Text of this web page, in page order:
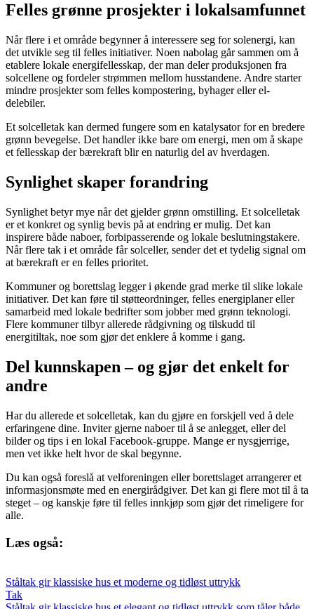
Felles grønne prosjekter i lokalsamfunnet
Når flere i et område begynner å interessere seg for solenergi, kan
det utvikle seg til felles initiativer. Noen nabolag går sammen om å
etablere lokale energifellesskap, der man deler produksjonen fra
solcellene og fordeler strømmen mellom husstandene. Andre starter
mindre prosjekter som felles kompostering, byhager eller el-
delebiler.
Et solcelletak kan dermed fungere som en katalysator for en bredere
grønn bevegelse. Det handler ikke bare om energi, men om å skape
et fellesskap der bærekraft blir en naturlig del av hverdagen.
Synlighet skaper forandring
Synlighet betyr mye når det gjelder grønn omstilling. Et solcelletak
er et konkret og synlig bevis på at endring er mulig. Det kan
inspirere både naboer, forbipasserende og lokale beslutningstakere.
Når flere tak i et område får solceller, sender det et tydelig signal om
at bærekraft er en felles prioritet.
Kommuner og borettslag legger i økende grad merke til slike lokale
initiativer. Det kan føre til støtteordninger, felles energiplaner eller
samarbeid med lokale bedrifter som jobber med grønn teknologi.
Flere kommuner tilbyr allerede rådgivning og tilskudd til
energitiltak, noe som gjør det enklere å komme i gang.
Del kunnskapen – og gjør det enkelt for
andre
Har du allerede et solcelletak, kan du gjøre en forskjell ved å dele
erfaringene dine. Inviter gjerne naboer til å se anlegget, eller del
bilder og tips i en lokal Facebook-gruppe. Mange er nysgjerrige,
men vet ikke helt hvor de skal begynne.
Du kan også foreslå at velforeningen eller borettslaget arrangerer et
informasjonsmøte med en energirådgiver. Det kan gi flere mot til å ta
steget – og kanskje føre til felles innkjøp som gjør det rimeligere for
alle.
Læs også:
Ståltak gir klassiske hus et moderne og tidløst uttrykk
Tak